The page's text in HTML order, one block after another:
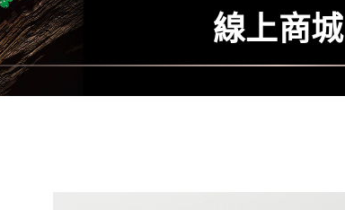
線上商城